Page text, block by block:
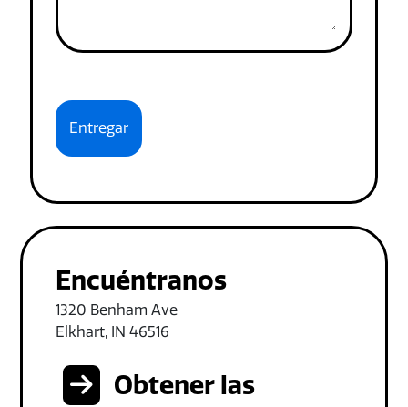
Encuéntranos
1320 Benham Ave
Elkhart, IN 46516
Obtener las